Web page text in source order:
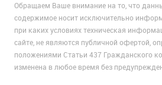
Обращаем Ваше внимание на то, что
содержимое носит исключительно
при каких условиях техническая
сайте, не являются публичной офертой,
положениями Статьи 437 Гражданского
изменена в любое время без